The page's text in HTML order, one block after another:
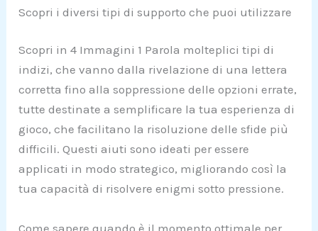
Scopri i diversi tipi di supporto che puoi utilizzare
Scopri in 4 Immagini 1 Parola molteplici tipi di
indizi, che vanno dalla rivelazione di una lettera
corretta fino alla soppressione delle opzioni errate,
tutte destinate a semplificare la tua esperienza di
gioco, che facilitano la risoluzione delle sfide più
difficili. Questi aiuti sono ideati per essere
applicati in modo strategico, migliorando così la
tua capacità di risolvere enigmi sotto pressione.
Come sapere quando è il momento ottimale per